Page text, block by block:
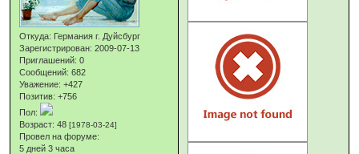
Откуда: Германия г. Дуйсбург
Зарегистрирован: 2009-07-13
Приглашений: 0
Сообщений: 682
Уважение: +427
Позитив: +756
Пол:
Возраст: 48[1978-03-24]
Провел на форуме:
5 дней 3 часа